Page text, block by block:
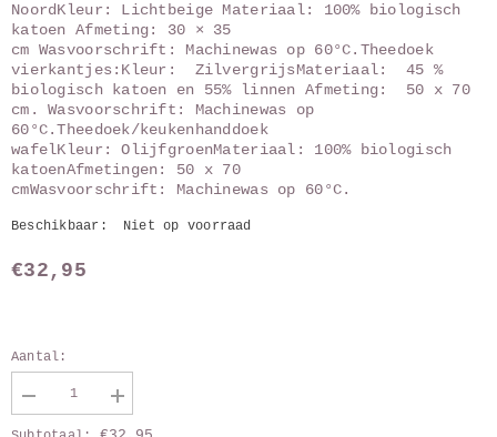
NoordKleur: Lichtbeige Materiaal: 100% biologisch
katoen Afmeting: 30 × 35
cm Wasvoorschrift: Machinewas op 60°C.Theedoek
vierkantjes:Kleur: ZilvergrijsMateriaal: 45 %
biologisch katoen en 55% linnen Afmeting: 50 x 70
cm. Wasvoorschrift: Machinewas op
60°C.Theedoek/keukenhanddoek
wafelKleur: OlijfgroenMateriaal: 100% biologisch
katoenAfmetingen: 50 x 70
cmWasvoorschrift: Machinewas op 60°C.
Beschikbaar: Niet op voorraad
€32,95
Aantal:
aantal
Vergroot
aantal